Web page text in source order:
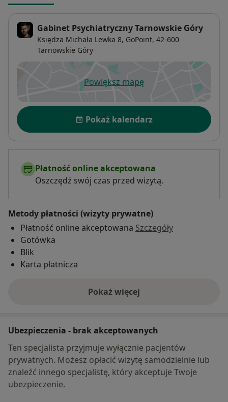
Gabinet Psychiatryczny Tarnowskie Góry
Księdza Michała Lewka 8, GoPoint, 42-600
Tarnowskie Góry
Powiększ mapęotwiera się w nowej karcie
Dostępność
Pokaż kalendarz
Płatność online akceptowana
Oszczędź swój czas przed wizytą.
Metody płatności (wizyty prywatne)
Płatność online akceptowana Szczegóły
Gotówka
Blik
Karta płatnicza
Pokaż więcej
o adresie
Ubezpieczenia - brak akceptowanych
Ten specjalista przyjmuje wyłącznie pacjentów
prywatnych. Możesz opłacić wizytę samodzielnie lub
znaleźć innego specjalistę, który akceptuje Twoje
ubezpieczenie.